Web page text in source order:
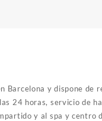
Barcelona y dispone de
24 horas, servicio de
y al spa y centro